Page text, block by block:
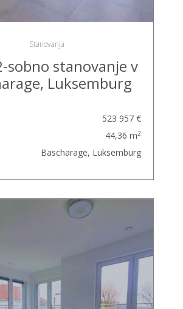
Stanovanja
sobno stanovanje v
Luksemburg
523 957 €
44,36 m2
Bascharage, Luksemburg